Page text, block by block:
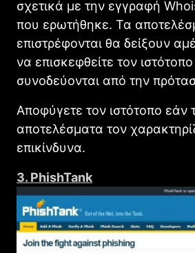
σχετικά με την εγγραφή
που ερωτήθηκε. Τα
επιστρέφονται θα δείξουν
να επισκεφθείτε τον
συνοδεύονται από την
Αποφύγετε τον ιστότοπο εάν
αποτελέσματα τον
επικίνδυνα.
3. PhishTank